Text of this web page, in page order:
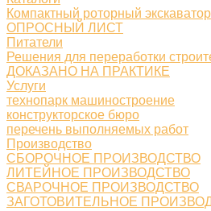
Компактный роторный
ОПРОСНЫЙ ЛИСТ
Питатели
Решения для переработки
ДОКАЗАНО НА ПРАКТИКЕ
Услуги
технопарк машиностроение
конструкторское бюро
перечень выполняемых работ
Производство
СБОРОЧНОЕ ПРОИЗВОДСТВО
ЛИТЕЙНОЕ ПРОИЗВОДСТВО
СВАРОЧНОЕ ПРОИЗВОДСТВО
ЗАГОТОВИТЕЛЬНОЕ